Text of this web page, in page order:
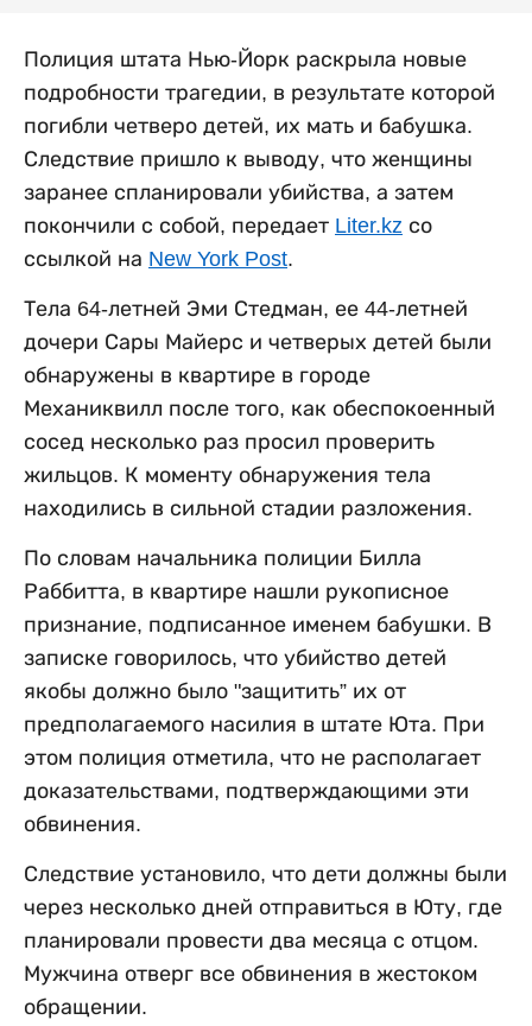
Полиция штата Нью-Йорк раскрыла новые
подробности трагедии, в результате которой
погибли четверо детей, их мать и бабушка.
Следствие пришло к выводу, что женщины
заранее спланировали убийства, а затем
покончили с собой, передает Liter.kz со
ссылкой на New York Post.
Тела 64-летней Эми Стедман, ее 44-летней
дочери Сары Майерс и четверых детей были
обнаружены в квартире в городе
Механиквилл после того, как обеспокоенный
сосед несколько раз просил проверить
жильцов. К моменту обнаружения тела
находились в сильной стадии разложения.
По словам начальника полиции Билла
Раббитта, в квартире нашли рукописное
признание, подписанное именем бабушки. В
записке говорилось, что убийство детей
якобы должно было "защитить” их от
предполагаемого насилия в штате Юта. При
этом полиция отметила, что не располагает
доказательствами, подтверждающими эти
обвинения.
Следствие установило, что дети должны были
через несколько дней отправиться в Юту, где
планировали провести два месяца с отцом.
Мужчина отверг все обвинения в жестоком
обращении.